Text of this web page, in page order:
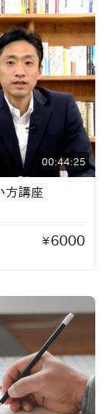
00:44:25
方講座
¥6000